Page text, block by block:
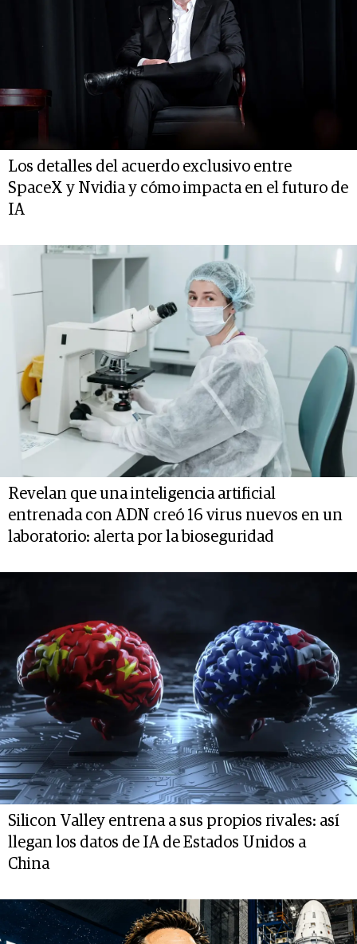
Los detalles del acuerdo exclusivo entre
SpaceX y Nvidia y cómo impacta en el futuro de
IA
Revelan que una inteligencia artificial
entrenada con ADN creó 16 virus nuevos en un
laboratorio: alerta por la bioseguridad
Silicon Valley entrena a sus propios rivales: así
llegan los datos de IA de Estados Unidos a
China